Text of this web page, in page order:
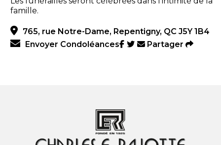
famille.
765, rue Notre-Dame, Repentigny, QC J5Y 1B4
Envoyer Condoléances
Partager